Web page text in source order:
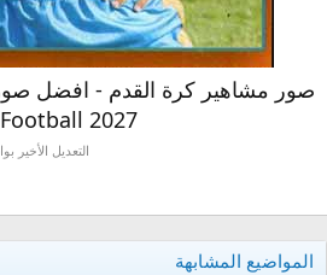
صور مشاهير كرة القدم - افضل
Football 2027​
التعديل
المواضيع المشابهة